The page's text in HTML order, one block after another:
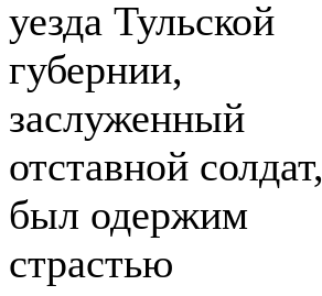
уезда Тульской
губернии,
заслуженный
отставной солдат,
был одержим
страстью